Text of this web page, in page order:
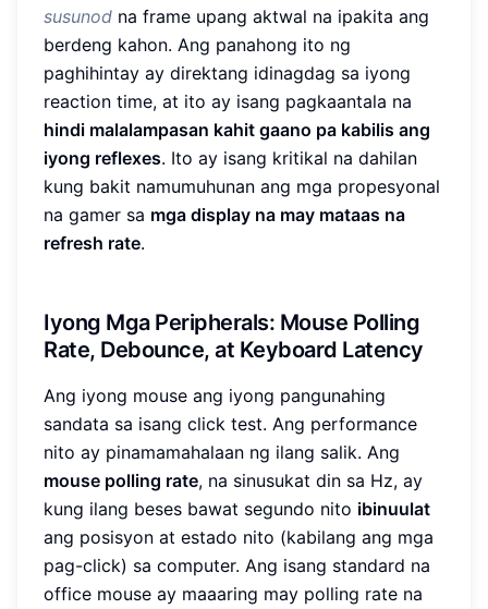
susunod na frame upang aktwal na ipakita ang
berdeng kahon. Ang panahong ito ng
paghihintay ay direktang idinagdag sa iyong
reaction time, at ito ay isang pagkaantala na
hindi malalampasan kahit gaano pa kabilis ang
iyong reflexes. Ito ay isang kritikal na dahilan
kung bakit namumuhunan ang mga propesyonal
na gamer sa mga display na may mataas na
refresh rate.
Iyong Mga Peripherals: Mouse Polling
Rate, Debounce, at Keyboard Latency
Ang iyong mouse ang iyong pangunahing
sandata sa isang click test. Ang performance
nito ay pinamamahalaan ng ilang salik. Ang
mouse polling rate, na sinusukat din sa Hz, ay
kung ilang beses bawat segundo nito ibinuulat
ang posisyon at estado nito (kabilang ang mga
pag-click) sa computer. Ang isang standard na
office mouse ay maaaring may polling rate na